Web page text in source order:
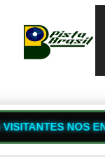
🔥